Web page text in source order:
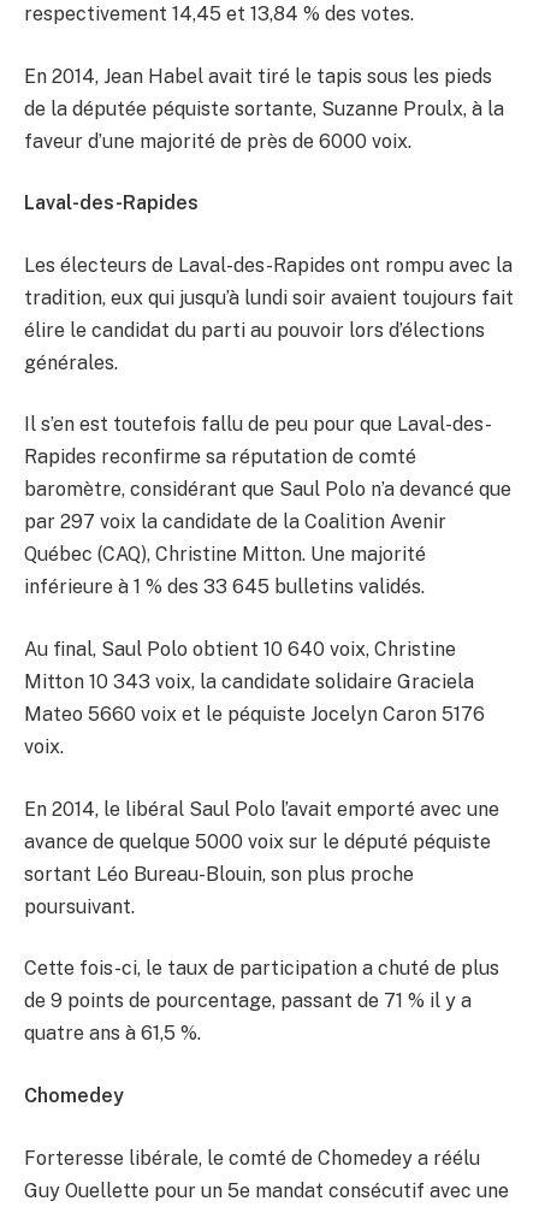
respectivement 14,45 et 13,84 % des votes.
En 2014, Jean Habel avait tiré le tapis sous les pieds
de la députée péquiste sortante, Suzanne Proulx, à la
faveur d’une majorité de près de 6000 voix.
Laval-des-Rapides
Les électeurs de Laval-des-Rapides ont rompu avec la
tradition, eux qui jusqu’à lundi soir avaient toujours fait
élire le candidat du parti au pouvoir lors d’élections
générales.
Il s’en est toutefois fallu de peu pour que Laval-des-
Rapides reconfirme sa réputation de comté
baromètre, considérant que Saul Polo n’a devancé que
par 297 voix la candidate de la Coalition Avenir
Québec (CAQ), Christine Mitton. Une majorité
inférieure à 1 % des 33 645 bulletins validés.
Au final, Saul Polo obtient 10 640 voix, Christine
Mitton 10 343 voix, la candidate solidaire Graciela
Mateo 5660 voix et le péquiste Jocelyn Caron 5176
voix.
En 2014, le libéral Saul Polo l’avait emporté avec une
avance de quelque 5000 voix sur le député péquiste
sortant Léo Bureau-Blouin, son plus proche
poursuivant.
Cette fois-ci, le taux de participation a chuté de plus
de 9 points de pourcentage, passant de 71 % il y a
quatre ans à 61,5 %.
Chomedey
Forteresse libérale, le comté de Chomedey a réélu
Guy Ouellette pour un 5e mandat consécutif avec une